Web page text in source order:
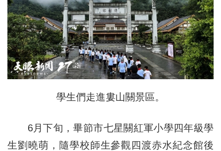
學生們走進婁山關景區。
6月下旬，畢節市七星關紅軍小學四年級學
生劉曉萌，隨學校師生參觀四渡赤水紀念館後